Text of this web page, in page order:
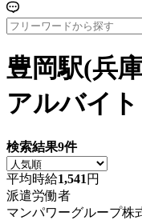
豊岡駅(兵
アルバイ
検索結果9件
平均時給1,541 円
派遣労働者
マンパワーグループ株